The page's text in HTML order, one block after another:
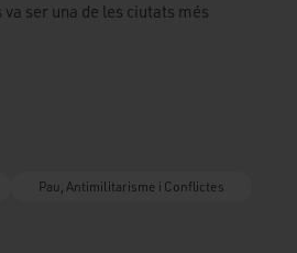
ser una de les ciutats més
Pau, Antimilitarisme i Conflictes